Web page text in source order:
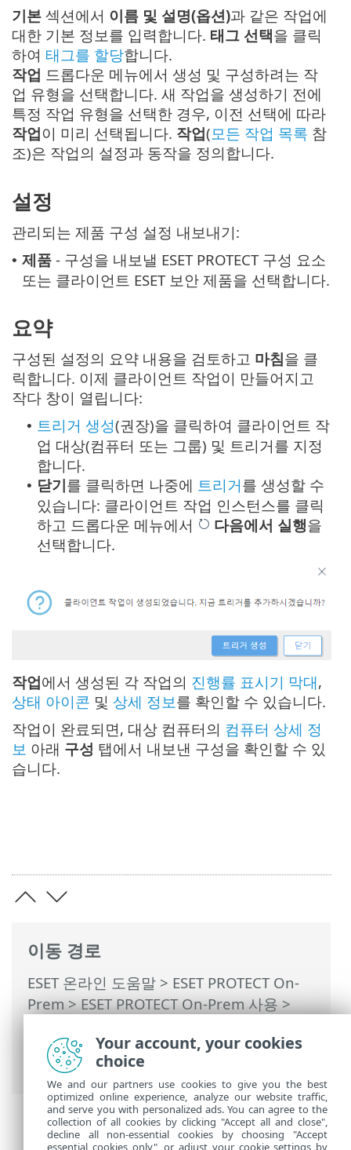
이동 경로
ESET 온라인 도움말 > ESET PROTECT On-
Prem>ESET PROTECT On-Prem 사용>
클라이언트 작업> 관리되는 제품 구성 내
보내기
기본 섹션에서 이름 및 설명(옵션)과 같은 작업에
대한 기본 정보를 입력합니다. 태그 선택을 클릭
하여 태그를 할당합니다.
작업 드롭다운 메뉴에서 생성 및 구성하려는 작
업 유형을 선택합니다. 새 작업을 생성하기 전에
특정 작업 유형을 선택한 경우, 이전 선택에 따라
작업이 미리 선택됩니다. 작업(모든 작업 목록 참
조)은 작업의 설정과 동작을 정의합니다.
설정
관리되는 제품 구성 설정 내보내기:
• 제품 - 구성을 내보낼 ESET PROTECT 구성 요소
또는 클라이언트 ESET 보안 제품을 선택합니다.
요약
구성된 설정의 요약 내용을 검토하고 마침을 클
릭합니다. 이제 클라이언트 작업이 만들어지고
작다 창이 열립니다:
• 트리거 생성(권장)을 클릭하여 클라이언트 작
업 대상(컴퓨터 또는 그룹) 및 트리거를 지정
합니다.
• 닫기를 클릭하면 나중에 트리거를 생성할 수
있습니다: 클라이언트 작업 인스턴스를 클릭
하고 드롭다운 메뉴에서
다음에서 실행을
선택합니다.
작업에서 생성된 각 작업의 진행률 표시기 막대,
상태 아이콘 및 상세 정보를 확인할 수 있습니다.
작업이 완료되면, 대상 컴퓨터의 컴퓨터 상세 정
보 아래 구성 탭에서 내보낸 구성을 확인할 수 있
습니다.
Your account, your cookies
choice
We and our partners use cookies to give you the best
optimized online experience, analyze our website traffic,
and serve you with personalized ads. You can agree to the
collection of all cookies by clicking "Accept all and close",
decline all non-essential cookies by choosing "Accept
essential cookies only", or adjust your cookie settings by